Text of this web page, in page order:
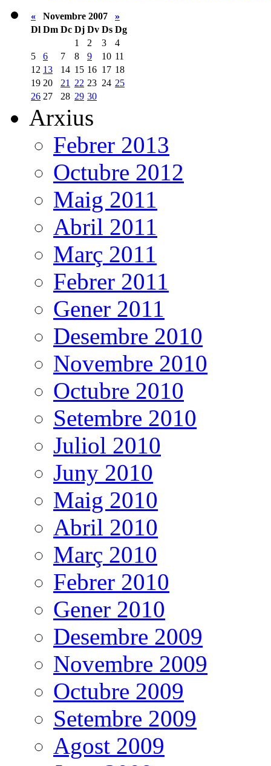
« Novembre 2007
»
Dl Dm Dc Dj Dv Ds Dg
1
2 3
4
5
6 7 8 9 10 11
12 13 14 15 16 17 18
19 20 21 22 23 24 25
26 27 28 29 30
Arxius
Febrer 2013
Octubre 2012
Maig 2011
Abril 2011
Març 2011
Febrer 2011
Gener 2011
Desembre 2010
Novembre 2010
Octubre 2010
Setembre 2010
Juliol 2010
Juny 2010
Maig 2010
Abril 2010
Març 2010
Febrer 2010
Gener 2010
Desembre 2009
Novembre 2009
Octubre 2009
Setembre 2009
Agost 2009